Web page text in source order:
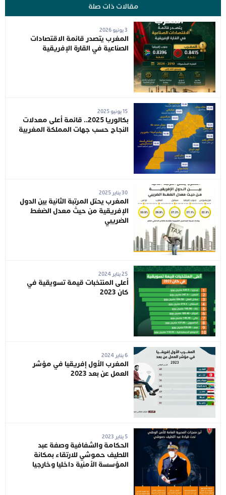
مقالات ذات صلة
المغرب يتصدر قائمة الاقتصادات
الصناعية في القارة الإفريقية
15 يونيو 2025
بكالوريا 2025.. قائمة أعلى معدلات
النجاح حسب جهات المملكة المغربية
30 يناير 2025
المغرب يحتل المرتبة الثانية بين الدول
الإفريقية من حيث معدل الضغط
الضريبي
25 يناير 2024
أعلى المنتخبات قيمة تسويقية في
كان 2023
6 يناير 2024
المغرب الأول إفريقيا في مؤشر
العمل عن بعد 2023
5 يناير 2023
الحكامة والشفافية وصفة عبد
اللطيف حموشي للارتقاء بمكانة
المؤسسة الأمنية داخليا وخارجيا